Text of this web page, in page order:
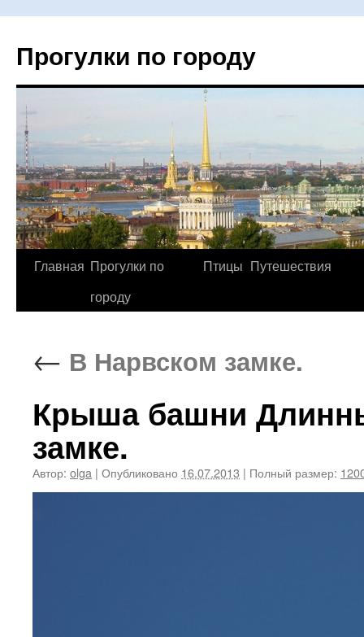
Прогулки по городу
Перейти
Главная Прогулки по
городу
Птицы Путешествия
← В Нарвском замке.
Крыша башни
замке.
Автор: olga | Опубликовано 16.07.2013 | Полный размер: